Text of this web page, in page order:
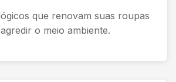
que renovam suas roupas
o meio ambiente.